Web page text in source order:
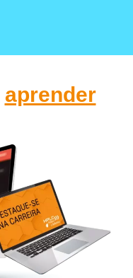
aprender